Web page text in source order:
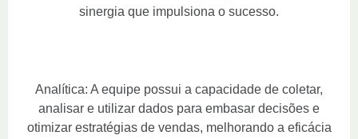
sinergia que impulsiona o sucesso.
Analítica: A equipe possui a capacidade de coletar,
analisar e utilizar dados para embasar decisões e
otimizar estratégias de vendas, melhorando a eficácia